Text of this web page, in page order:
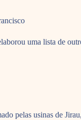
uma lista de
pelas usinas de